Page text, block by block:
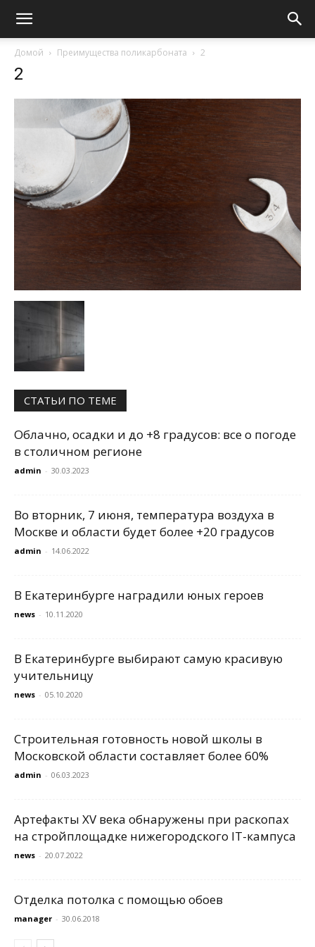
Домой Преимущества поликарбоната 2
2
СТАТЬИ ПО ТЕМЕ
Облачно, осадки и до +8 градусов: все о погоде
в столичном регионе
admin - 30.03.2023
Во вторник, 7 июня, температура воздуха в
Москве и области будет более +20 градусов
admin - 14.06.2022
В Екатеринбурге наградили юных героев
news - 10.11.2020
В Екатеринбурге выбирают самую красивую
учительницу
news - 05.10.2020
Строительная готовность новой школы в
Московской области составляет более 60%
admin - 06.03.2023
Артефакты XV века обнаружены при раскопах
на стройплощадке нижегородского IT-кампуса
news - 20.07.2022
Отделка потолка с помощью обоев
manager - 30.06.2018